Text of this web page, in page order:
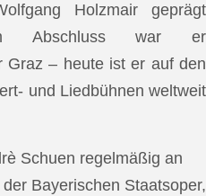
Holzmair geprägt
Abschluss war er
Graz – heute ist er auf den
und Liedbühnen weltweit
Schuen regelmäßig an
Bayerischen Staatsoper,